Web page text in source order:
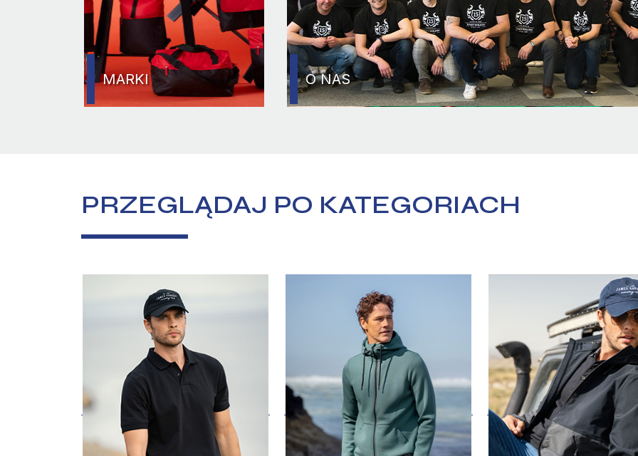
MARKI O NAS
PRZEGLĄDAJ PO KATEGORIACH